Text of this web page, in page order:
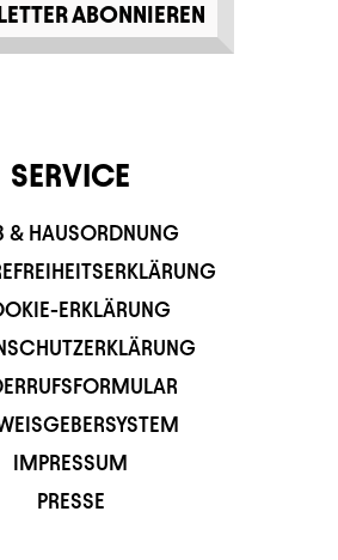
ABONNIEREN
SERVICE
& HAUSORDNUNG
ERKLÄRUNG
IMPRESSUM
PRESSE